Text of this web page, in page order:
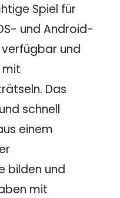
Spiel für
und Android-
und
mit
Das
schnell
einem
bilden und
mit